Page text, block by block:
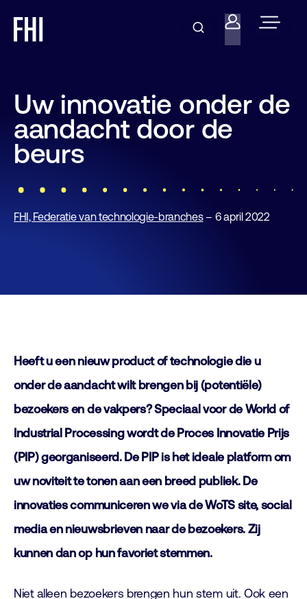
Uw innovatie onder de
aandacht door de
beurs
FHI, Federatie van technologie-branches– 6 april 2022
Heeft u een nieuw product of technologie die u
onder de aandacht wilt brengen bij (potentiële)
bezoekers en de vakpers? Speciaal voor de World of
Industrial Processing wordt de Proces Innovatie Prijs
(PIP) georganiseerd. De PIP is het ideale platform om
uw noviteit te tonen aan een breed publiek. De
innovaties communiceren we via de WoTS site, social
media en nieuwsbrieven naar de bezoekers. Zij
kunnen dan op hun favoriet stemmen.
Niet alleen bezoekers brengen hun stem uit. Ook een